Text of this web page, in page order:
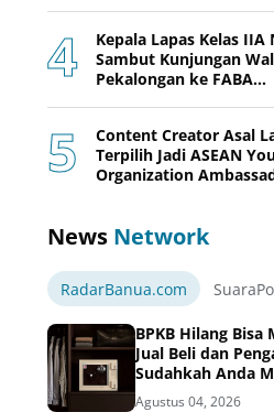
Kepala Lapas Kelas IIA
Sambut Kunjungan
Pekalongan ke FABA
Content Creator Asal
Terpilih Jadi ASEAN
Organization
News Network
RadarBanua.com
BPKB Hilang Bisa
Jual Beli dan
Sudahkah Anda
di Brankas BPKB?
Agustus 04, 2026